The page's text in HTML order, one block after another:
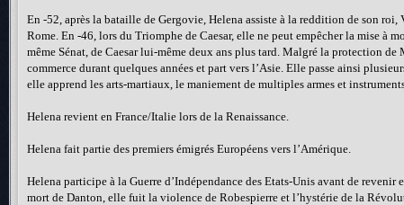
En -52, après la bataille de Gergovie, Helena assiste à la reddition de son
Rome. En -46, lors du Triomphe de Caesar, elle ne peut empêcher la mise à
même Sénat, de Caesar lui-même deux ans plus tard. Malgré la protection
commerce durant quelques années et part vers l’Asie. Elle passe ainsi
elle apprend les arts-martiaux, le maniement de multiples armes et
Helena revient en France/Italie lors de la Renaissance.
Helena fait partie des premiers émigrés Européens vers l’Amérique.
Helena participe à la Guerre d’Indépendance des Etats-Unis avant de
mort de Danton, elle fuit la violence de Robespierre et l’hystérie de la